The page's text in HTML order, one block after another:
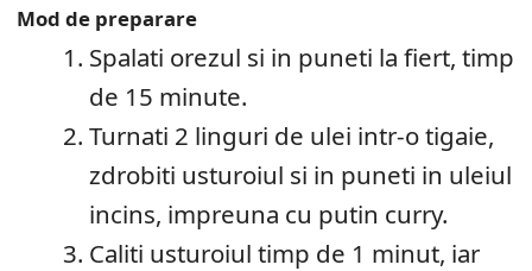
Mod de preparare
Spalati orezul si in puneti la fiert, timp
de 15 minute.
Turnati 2 linguri de ulei intr-o tigaie,
zdrobiti usturoiul si in puneti in uleiul
incins, impreuna cu putin curry.
Caliti usturoiul timp de 1 minut, iar